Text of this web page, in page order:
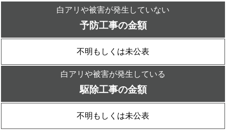
白アリや被害が発生していない
予防工事の金額
不明もしくは未公表
白アリや被害が発生している
駆除工事の金額
不明もしくは未公表